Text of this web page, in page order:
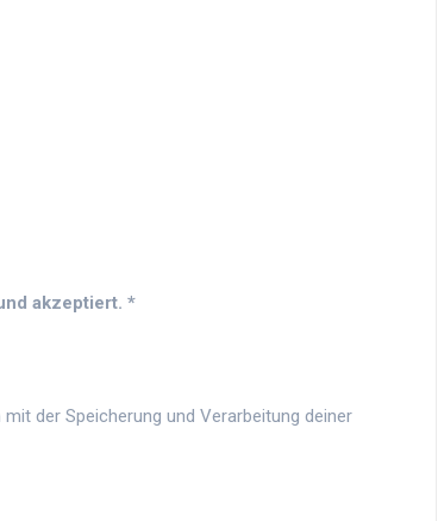
akzeptiert. *
der Speicherung und Verarbeitung deiner